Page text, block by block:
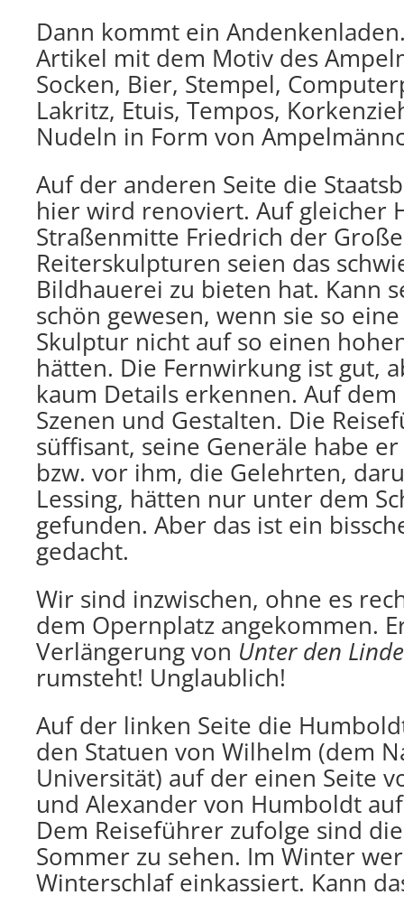
Dann kommt ein
Artikel mit dem Motiv des
Socken, Bier, Stempel,
Lakritz, Etuis, Tempos,
Nudeln in Form von
Auf der anderen Seite die
hier wird renoviert. Auf gleicher
Straßenmitte Friedrich der
Reiterskulpturen seien das
Bildhauerei zu bieten hat. Kann
schön gewesen, wenn sie so
Skulptur nicht auf so einen
hätten. Die Fernwirkung ist gut,
kaum Details erkennen. Auf
Szenen und Gestalten. Die
süffisant, seine Generäle habe
bzw. vor ihm, die Gelehrten,
Lessing, hätten nur unter dem
gefunden. Aber das ist ein
gedacht.
Wir sind inzwischen, ohne es
dem Opernplatz angekommen.
Verlängerung von Unter den
rumsteht! Unglaublich!
Auf der linken Seite die
den Statuen von Wilhelm (dem
Universität) auf der einen Seite
und Alexander von Humboldt
Dem Reiseführer zufolge sind
Sommer zu sehen. Im Winter
Winterschlaf einkassiert. Kann